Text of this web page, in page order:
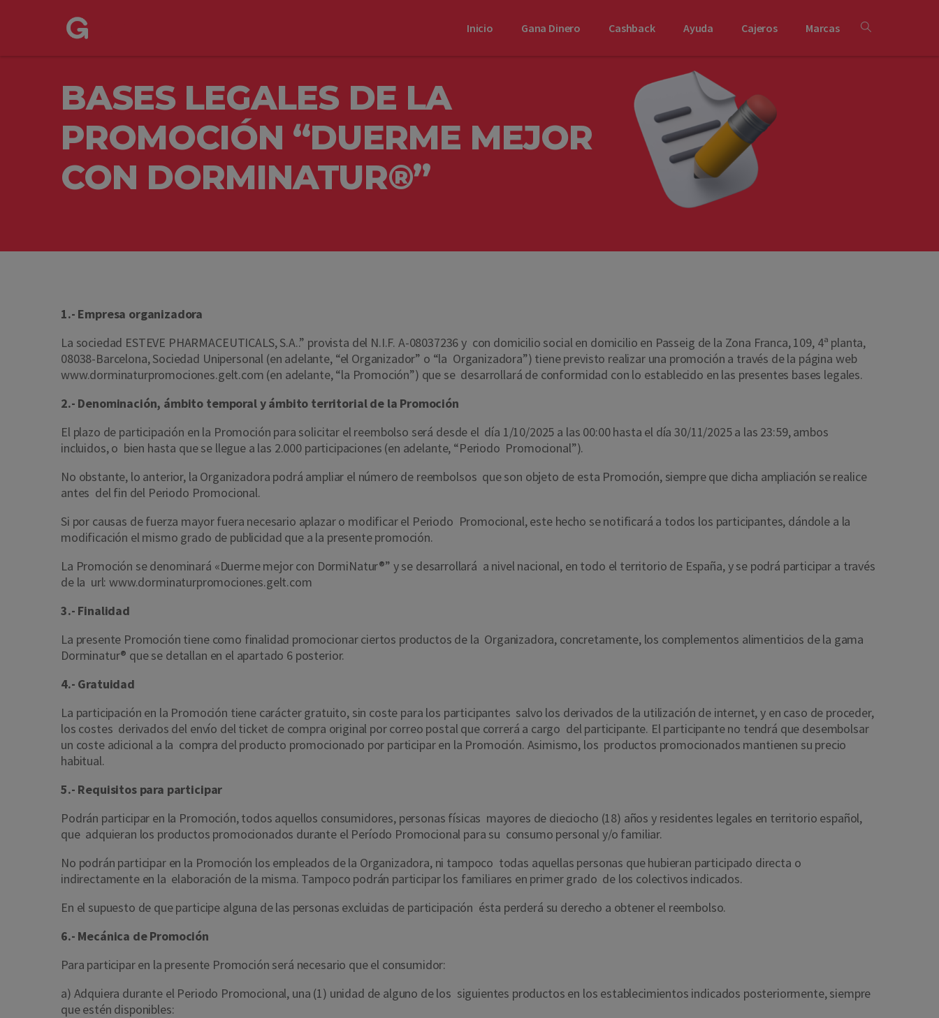
Inicio Gana Dinero Cashback Ayuda Cajeros Marcas
BASES LEGALES DE LA
PROMOCIÓN “DUERME MEJOR
CON DORMINATUR®”
1.- Empresa organizadora
La sociedad ESTEVE PHARMACEUTICALS, S.A..” provista del N.I.F. A-08037236y con domicilio social en domicilio en Passeig de la Zona Franca, 109, 4ª planta,
08038-Barcelona, Sociedad Unipersonal (en adelante, “el Organizador” o “la Organizadora”) tiene previsto realizar una promoción a través de la página web
www.dorminaturpromociones.gelt.com (en adelante, “la Promoción”) que se desarrollará de conformidad con lo establecido en las presentes bases legales.
2.- Denominación, ámbito temporal y ámbito territorial de la Promoción
El plazo de participación en la Promoción para solicitar el reembolso será desde el día 1/10/2025 a las 00:00 hasta el día 30/11/2025 a las 23:59, ambos
incluidos, o bien hasta que se llegue a las 2.000 participaciones (en adelante, “Periodo Promocional”).
No obstante, lo anterior, la Organizadora podrá ampliar el número de reembolsos que son objeto de esta Promoción, siempre que dicha ampliación se realice
antes del fin del Periodo Promocional.
Si por causas de fuerza mayor fuera necesario aplazar o modificar el Periodo Promocional, este hecho se notificará a todos los participantes, dándole a la
modificación el mismo grado de publicidad que a la presente promoción.
La Promoción se denominará «Duerme mejor con DormiNatur®” y se desarrollará a nivel nacional, en todo el territorio de España, y se podrá participar a través
de la url: www.dorminaturpromociones.gelt.com
3.- Finalidad
La presente Promoción tiene como finalidad promocionar ciertos productos de la Organizadora, concretamente, los complementos alimenticios de la gama
Dorminatur® que se detallan en el apartado 6 posterior.
4.- Gratuidad
La participación en la Promoción tiene carácter gratuito, sin coste para los participantes salvo los derivados de la utilización de internet, y en caso de proceder,
los costes derivados del envío del ticket de compra original por correo postal que correrá a cargo del participante. El participante no tendrá que desembolsar
un coste adicional a la compra del producto promocionado por participar en la Promoción. Asimismo, los productos promocionados mantienen su precio
habitual.
5.- Requisitos para participar
Podrán participar en la Promoción, todos aquellos consumidores, personas físicas mayores de dieciocho (18) años y residentes legales en territorio español,
que adquieran los productos promocionados durante el Período Promocional para su consumo personal y/o familiar.
No podrán participar en la Promoción los empleados de la Organizadora, ni tampoco todas aquellas personas que hubieran participado directa o
indirectamente en la elaboración de la misma. Tampoco podrán participar los familiares en primer grado de los colectivos indicados.
En el supuesto de que participe alguna de las personas excluidas de participación ésta perderá su derecho a obtener el reembolso.
6.- Mecánica de Promoción
Para participar en la presente Promoción será necesario que el consumidor:
a) Adquiera durante el Periodo Promocional, una (1) unidad de alguno de los siguientes productos en los establecimientos indicados posteriormente, siempre
que estén disponibles: